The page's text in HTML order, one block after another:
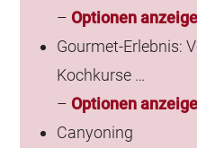
– Optionen
Gourmet-Erlebnis:
Kochkurse …
– Optionen
Canyoning